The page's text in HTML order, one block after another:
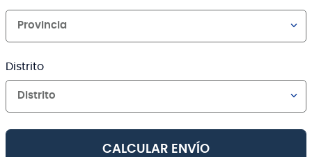
Provincia
Distrito
Distrito
CALCULAR ENVÍO